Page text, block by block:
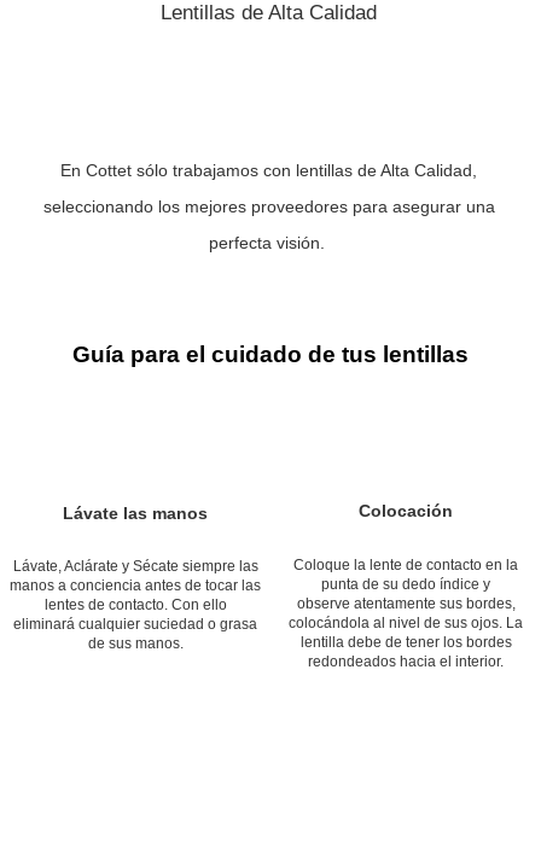
Lentillas de Alta Calidad
En Cottet sólo trabajamos con lentillas de Alta Calidad,
seleccionando los mejores proveedores para asegurar una
perfecta visión.
Guía para el cuidado de tus lentillas
Lávate las manos
Lávate, Aclárate y Sécate siempre las
manos a conciencia antes de tocar las
lentes de contacto. Con ello
eliminará cualquier suciedad o grasa
de sus manos.
Colocación
Coloque la lente de contacto en la
punta de su dedo índice y
observe atentamente sus bordes,
colocándola al nivel de sus ojos. La
lentilla debe de tener los bordes
redondeados hacia el interior.